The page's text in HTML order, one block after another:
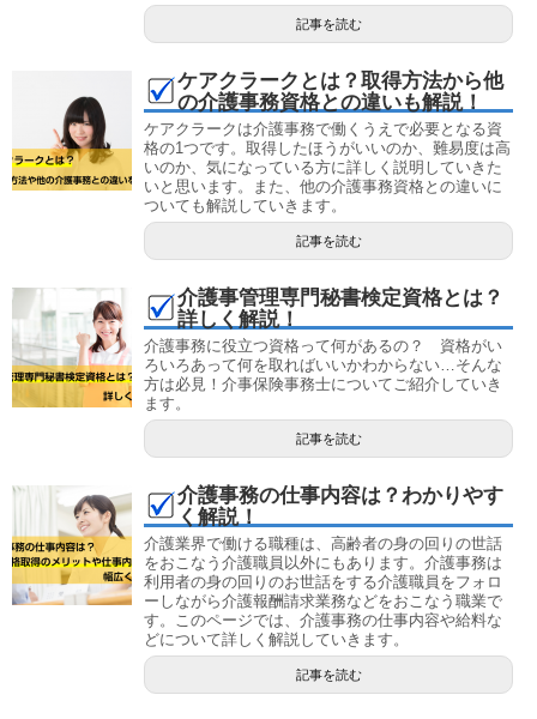
記事を読む
ケアクラークとは？取得方法から他
の介護事務資格との違いも解説！
ケアクラークは介護事務で働くうえで必要となる資
格の1つです。取得したほうがいいのか、難易度は高
いのか、気になっている方に詳しく説明していきた
いと思います。また、他の介護事務資格との違いに
ついても解説していきます。
記事を読む
介護事管理専門秘書検定資格とは？
詳しく解説！
介護事務に役立つ資格って何があるの？ 資格がい
ろいろあって何を取ればいいかわからない…そんな
方は必見！介事保険事務士についてご紹介していき
ます。
記事を読む
介護事務の仕事内容は？わかりやす
く解説！
介護業界で働ける職種は、高齢者の身の回りの世話
をおこなう介護職員以外にもあります。介護事務は
利用者の身の回りのお世話をする介護職員をフォロ
ーしながら介護報酬請求業務などをおこなう職業で
す。このページでは、介護事務の仕事内容や給料な
どについて詳しく解説していきます。
記事を読む